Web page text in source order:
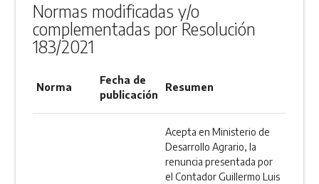
Normas modificadas y/o
complementadas por Resolución
183/2021
Norma
Fecha de
publicación
Resumen
Acepta en Ministerio de
Desarrollo Agrario, la
renuncia presentada por
el Contador Guillermo Luis